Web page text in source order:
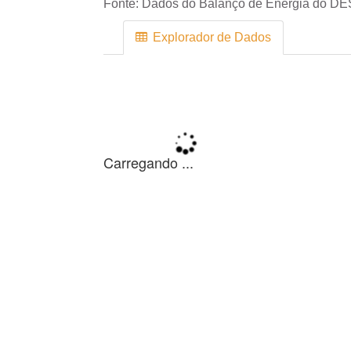
Fonte: Dados do Balanço de Energia do
Explorador de Dados